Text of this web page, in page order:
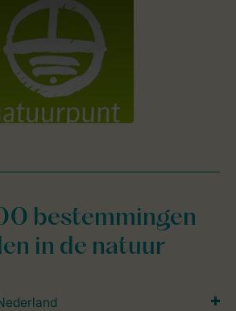
bestemmingen
in de natuur